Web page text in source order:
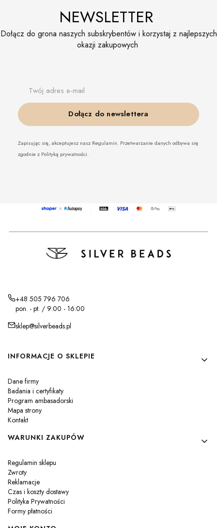
NEWSLETTER
Dołącz do grona naszych subskrybentów i korzystaj z najlepszych
okazji zakupowych
Twój adres e-mail
Dołącz do newslettera
Zapisując się, akceptujesz nasz Regulamin. Przetwarzanie danych odbywa się
zgodnie z Polityką prywatności.
+48 505 796 706
pon. - pt. / 9:00 - 16:00
sklep@silverbeads.pl
Linki w stopce
INFORMACJE O SKLEPIE
Dane firmy
Badania i certyfikaty
Program ambasadorski
Mapa strony
Kontakt
WARUNKI ZAKUPÓW
Regulamin sklepu
Zwroty
Reklamacje
Czas i koszty dostawy
Polityka Prywatności
Formy płatności